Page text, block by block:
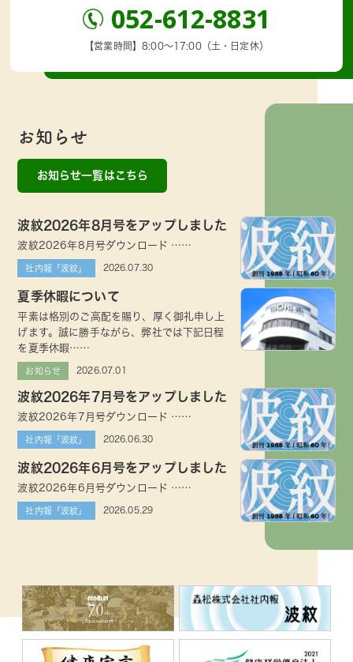
052-612-8831
【営業時間】8:00～17:00（土・日定休）
お知らせ
お知らせ一覧はこちら
波紋2026年8月号をアップしました
波紋2026年8月号ダウンロード ……
社内報「波紋」 2026.07.30
夏季休暇について
平素は格別のご高配を賜り、厚く御礼申し上
げます。誠に勝手ながら、弊社では下記日程
を夏季休暇……
お知らせ 2026.07.01
波紋2026年7月号をアップしました
波紋2026年7月号ダウンロード ……
社内報「波紋」 2026.06.30
波紋2026年6月号をアップしました
波紋2026年6月号ダウンロード ……
社内報「波紋」 2026.05.29